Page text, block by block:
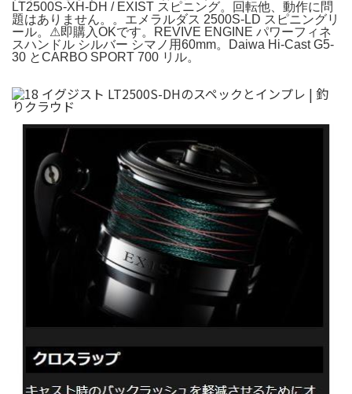
LT2500S-XH-DH / EXIST スピニング。回転他、動作に問
題はありません。。エメラルダス 2500S-LD スピニングリ
ール。⚠︎即購入OKです。REVIVE ENGINE パワーフィネ
スハンドル シルバー シマノ用60mm。Daiwa Hi-Cast G5-
30 とCARBO SPORT 700 リル。